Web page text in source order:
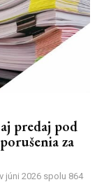
predaj pod
za
júni 2026 spolu 864